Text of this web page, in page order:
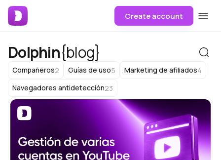
Create account
Dolphin{blog}
Compañeros2 Guías de uso5 Marketing de afiliados4
Navegadores antidetección23